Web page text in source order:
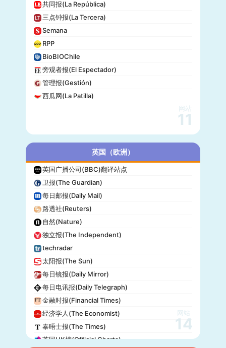
共同报(La República)
三点钟报(La Tercera)
Semana
RPP
BioBIOChile
旁观者报(El Espectador)
管理报(Gestión)
西瓜网(La Patilla)
网站
11
英国（欧洲）
英国广播公司(BBC)翻译站点
卫报(The Guardian)
每日邮报(Daily Mail)
路透社(Reuters)
自然(Nature)
独立报(The Independent)
techradar
太阳报(The Sun)
每日镜报(Daily Mirror)
每日电讯报(Daily Telegraph)
金融时报(Financial Times)
经济学人(The Economist)
泰晤士报(The Times)
英国UK榜(Official Charts)
网站
14